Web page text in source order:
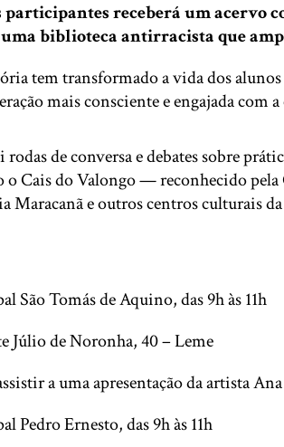
participantes receberá um acervo
biblioteca antirracista que
tem transformado a vida dos
mais consciente e engajada
de conversa e debates sobre
Cais do Valongo — reconhecido
e outros centros culturais
São Tomás de Aquino, das 9h às 11h
Júlio de Noronha, 40 – Leme
a uma apresentação da artista
Pedro Ernesto, das 9h às 11h